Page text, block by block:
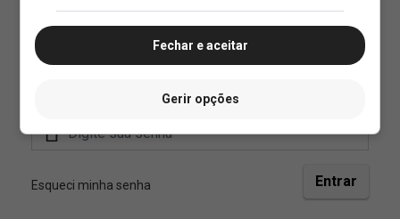
Fechar e aceitar
Gerir opções